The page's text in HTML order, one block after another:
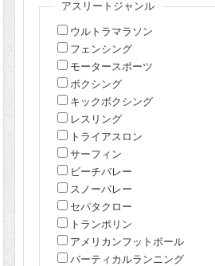
アスリートジャンル
ウルトラマラソン
フェンシング
モータースポーツ
ボクシング
キックボクシング
レスリング
トライアスロン
サーフィン
ビーチバレー
スノーバレー
セパタクロー
トランポリン
アメリカンフットボール
バーティカルランニング